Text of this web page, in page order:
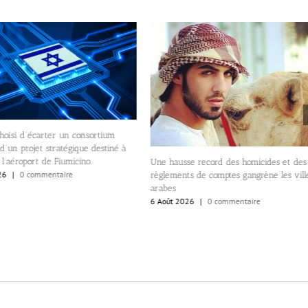
hausse record des homicides et des
de comptes gangrène les villes
Permettre aux banques d’obtenir
double cotation, en Israël et aux
5 Août 2026 | 0 commentaire